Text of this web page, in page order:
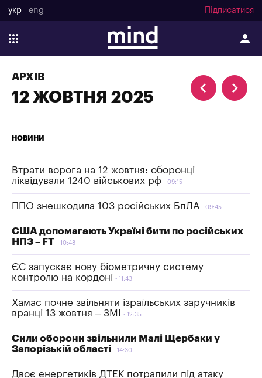
укр eng Підписатися
АРХІВ
12 ЖОВТНЯ 2025
НОВИНИ
Втрати ворога на 12 жовтня: оборонці
ліквідували 1240 військових рф
09:15
ППО знешкодила 103 російських БпЛА 09:45
США допомагають Україні бити по російських
НПЗ – FT
10:48
ЄС запускає нову біометричну систему
контролю на кордоні
11:43
Хамас почне звільняти ізраїльських заручників
вранці 13 жовтня – ЗМІ
12:35
Сили оборони звільнили Малі Щербаки у
Запорізькій області
14:30
Двоє енергетиків ДТЕК потрапили під атаку